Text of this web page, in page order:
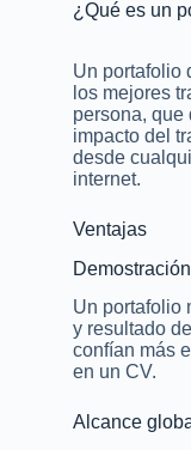
¿Qué es un
Un portafolio
los mejores
persona, que
impacto del
desde
internet.
Ventajas
Un portafolio
y resultado
confían más
en un CV.
Alcance